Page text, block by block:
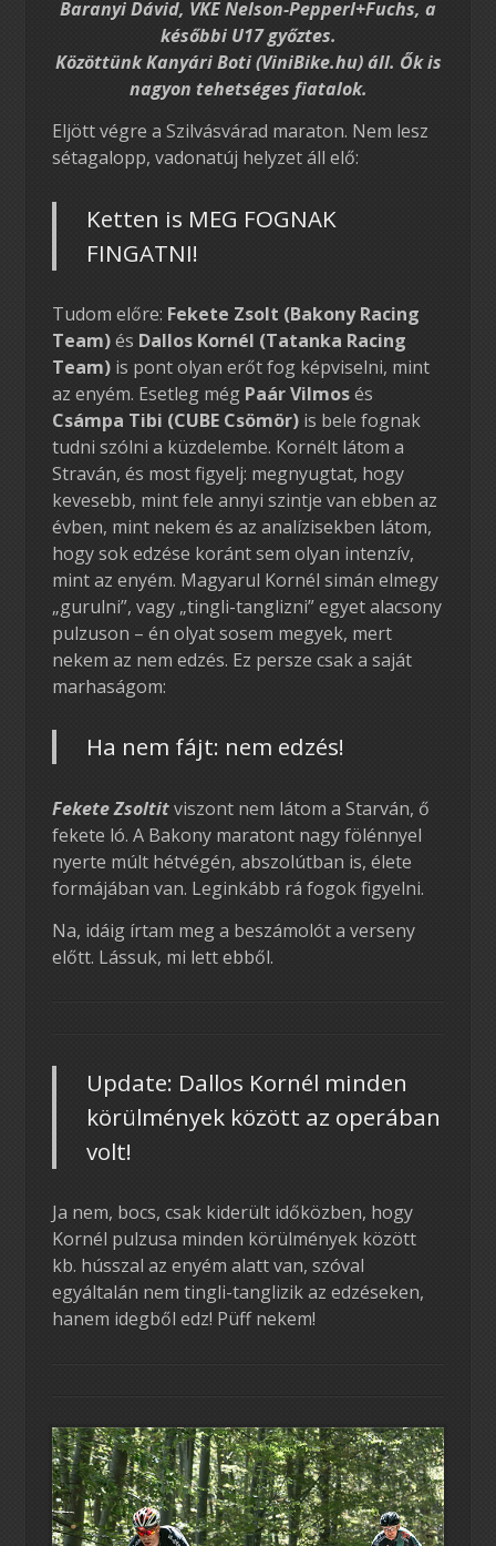
Baranyi Dávid, VKE Nelson-Pepperl+Fuchs, a
későbbi U17 győztes.
Közöttünk Kanyári Boti (ViniBike.hu) áll. Ők is
nagyon tehetséges fiatalok.
Eljött végre a Szilvásvárad maraton. Nem lesz
sétagalopp, vadonatúj helyzet áll elő:
Ketten is MEG FOGNAK
FINGATNI!
Tudom előre: Fekete Zsolt (Bakony Racing
Team)és Dallos Kornél (Tatanka Racing
Team)is pont olyan erőt fog képviselni, mint
az enyém. Esetleg még Paár Vilmosés
Csámpa Tibi (CUBE Csömör)is bele fognak
tudni szólni a küzdelembe. Kornélt látom a
Straván, és most figyelj: megnyugtat, hogy
kevesebb, mint fele annyi szintje van ebben az
évben, mint nekem és az analízisekben látom,
hogy sok edzése koránt sem olyan intenzív,
mint az enyém. Magyarul Kornél simán elmegy
„gurulni”, vagy „tingli-tanglizni” egyet alacsony
pulzuson – én olyat sosem megyek, mert
nekem az nem edzés. Ez persze csak a saját
marhaságom:
Ha nem fájt: nem edzés!
Fekete Zsoltitviszont nem látom a Starván, ő
fekete ló. A Bakony maratont nagy fölénnyel
nyerte múlt hétvégén, abszolútban is, élete
formájában van. Leginkább rá fogok figyelni.
Na, idáig írtam meg a beszámolót a verseny
előtt. Lássuk, mi lett ebből.
Update: Dallos Kornél minden
körülmények között az operában
volt!
Ja nem, bocs, csak kiderült időközben, hogy
Kornél pulzusa minden körülmények között
kb. hússzal az enyém alatt van, szóval
egyáltalán nem tingli-tanglizik az edzéseken,
hanem idegből edz! Püff nekem!